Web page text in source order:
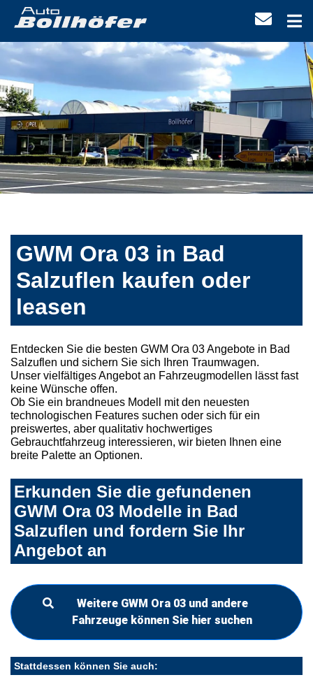
GWM Ora 03 in Bad
Salzuflen kaufen oder
leasen
Entdecken Sie die besten GWM Ora 03 Angebote in Bad
Salzuflen und sichern Sie sich Ihren Traumwagen.
Unser vielfältiges Angebot an Fahrzeugmodellen lässt fast
keine Wünsche offen.
Ob Sie ein brandneues Modell mit den neuesten
technologischen Features suchen oder sich für ein
preiswertes, aber qualitativ hochwertiges
Gebrauchtfahrzeug interessieren, wir bieten Ihnen eine
breite Palette an Optionen.
Erkunden Sie die gefundenen
GWM Ora 03 Modelle in Bad
Salzuflen und fordern Sie Ihr
Angebot an
Weitere GWM Ora 03 und andere
Fahrzeuge können Sie hier suchen
Stattdessen können Sie auch: